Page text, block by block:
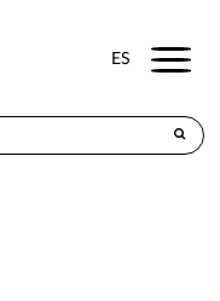
ES Menu